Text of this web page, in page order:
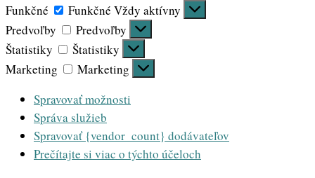
Funkčné
Funkčné Vždy aktívny
Predvoľby
Predvoľby
Štatistiky
Štatistiky
Marketing
Marketing
Spravovať možnosti
Správa služieb
Spravovať {vendor_count} dodávateľov
Prečítajte si viac o týchto účeloch